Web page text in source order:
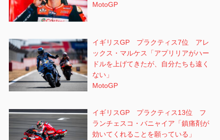
MotoGP
イギリスGP プラクティス7位 アレ
ックス・マルケス「アプリリアがハー
ドルを上げてきたが、自分たちも遠く
ない」
MotoGP
イギリスGP プラクティス13位 フ
ランチェスコ・バニャイア「鎮痛剤が
効いてくれることを願っている」